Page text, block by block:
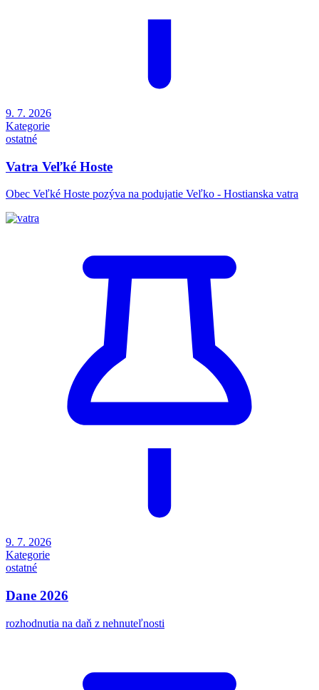
9. 7. 2026
Kategorie
ostatné
Vatra Veľké Hoste
Obec Veľké Hoste pozýva na podujatie Veľko - Hostianska vatra
9. 7. 2026
Kategorie
ostatné
Dane 2026
rozhodnutia na daň z nehnuteľnosti